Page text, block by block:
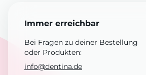
Immer erreichbar
Bei Fragen zu deiner Bestellung
oder Produkten:
info@dentina.de